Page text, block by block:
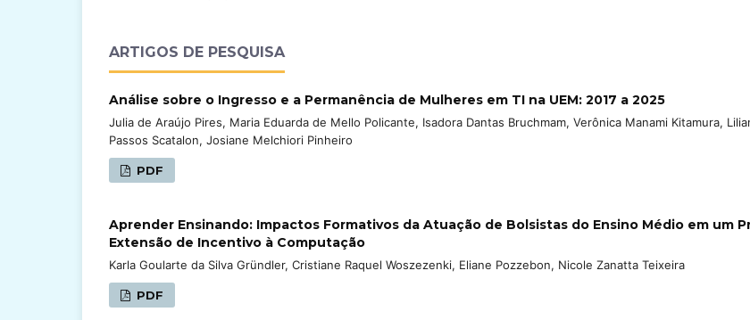
ARTIGOS DE PESQUISA
Análise sobre o Ingresso e a Permanência de Mulheres em TI na UEM: 2017 a 2025
Julia de Araújo Pires, Maria Eduarda de Mello Policante, Isadora Dantas Bruchmam, Verônica Manami Kitamura,
Passos Scatalon, Josiane Melchiori Pinheiro
PDF
Aprender Ensinando: Impactos Formativos da Atuação de Bolsistas do Ensino Médio em um
Extensão de Incentivo à Computação
Karla Goularte da Silva Gründler, Cristiane Raquel Woszezenki, Eliane Pozzebon, Nicole Zanatta Teixeira
PDF